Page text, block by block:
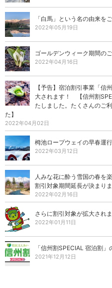
「白馬」という名の由来を
2022年05月19日
ゴールデンウィーク期間の
2022年04月16日
【予告】宿泊割引事業「信
大されます！ 【信州割
たしました。たくさんのご
た】
2022年04月02日
栂池ロープウェイの早春運
2022年03月12日
人みな花に酔う雪国の春を
割引対象期間延長が決まりま
2022年02月16日
さらに割引対象が拡大され
2022年01月11日
「信州割SPECIAL 宿泊割
2021年12月12日